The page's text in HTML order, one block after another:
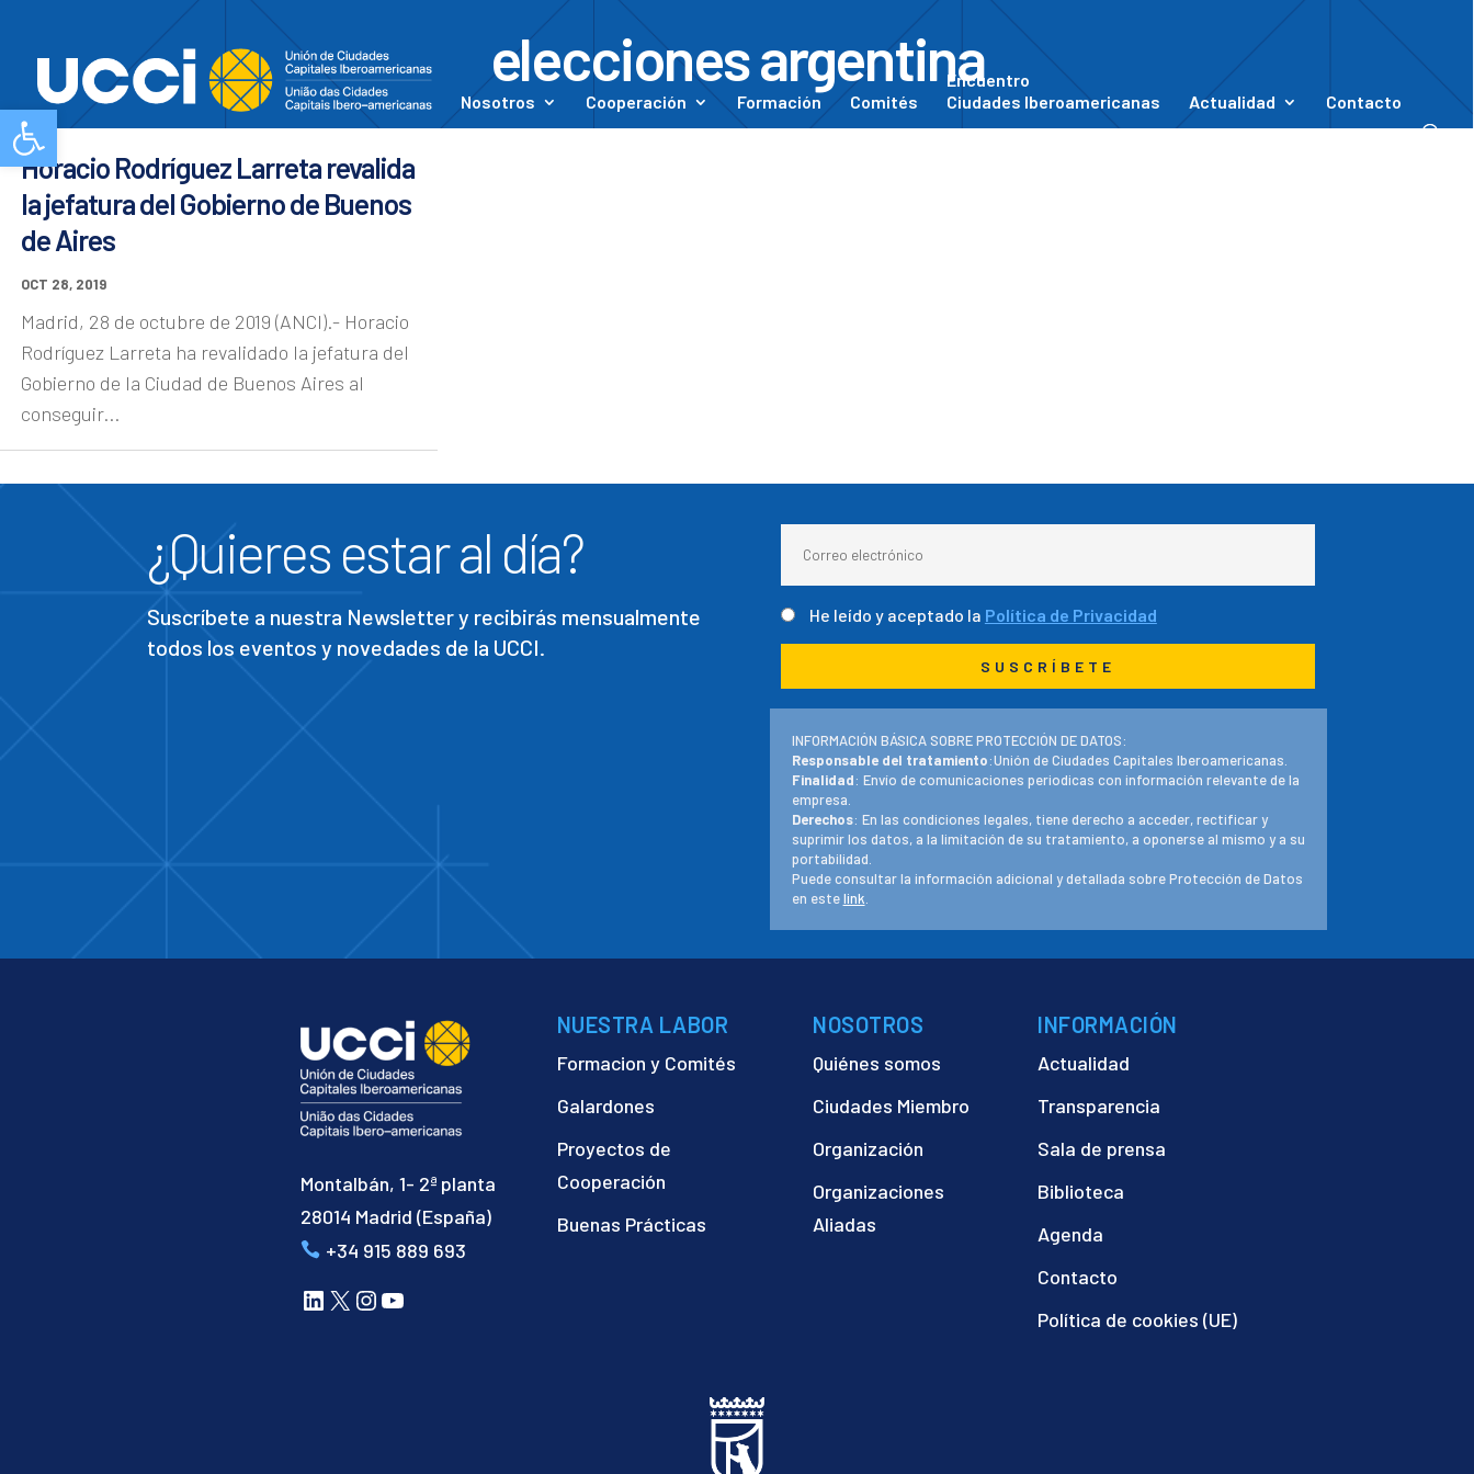
Abrir barra de herramientas Nosotros Cooperación Formación Comités
Encuentro
Ciudades Iberoamericanas
Actualidad Contacto
elecciones argentina
Horacio Rodríguez Larreta revalida
la jefatura del Gobierno de Buenos
de Aires
OCT 28, 2019
Madrid, 28 de octubre de 2019 (ANCI).- Horacio
Rodríguez Larreta ha revalidado la jefatura del
Gobierno de la Ciudad de Buenos Aires al
conseguir...
¿Quieres estar al día?
Suscríbete a nuestra Newsletter y recibirás mensualmente
todos los eventos y novedades de la UCCI.
He leído y aceptado la Política de Privacidad
INFORMACIÓN BÁSICA SOBRE PROTECCIÓN DE DATOS:
Responsable del tratamiento:Unión de Ciudades Capitales Iberoamericanas.
Finalidad: Envío de comunicaciones periodicas con información relevante de la
empresa.
Derechos: En las condiciones legales, tiene derecho a acceder, rectificar y
suprimir los datos, a la limitación de su tratamiento, a oponerse al mismo y a su
portabilidad.
Puede consultar la información adicional y detallada sobre Protección de Datos
en estelink
Montalbán, 1- 2ª planta
28014 Madrid (España)
+34 915 889 693
LinkedIn
X Instagram
YouTube
NUESTRA LABOR
Formacion y Comités
Galardones
Proyectos de
Cooperación
Buenas Prácticas
NOSOTROS
Quiénes somos
Ciudades Miembro
Organización
Organizaciones
Aliadas
INFORMACIÓN
Actualidad
Transparencia
Sala de prensa
Biblioteca
Agenda
Contacto
Política de cookies (UE)